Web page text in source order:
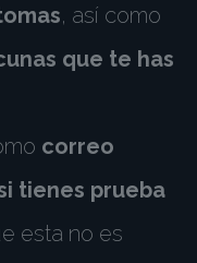
, así como
que te has
correo
tienes prueba
esta no es